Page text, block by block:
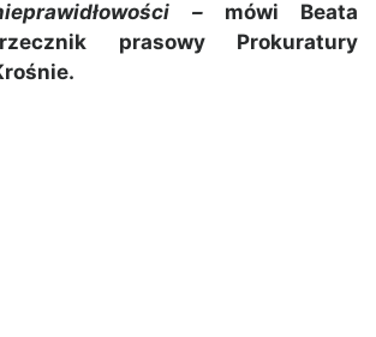
–mówi Beata
prasowy Prokuratury